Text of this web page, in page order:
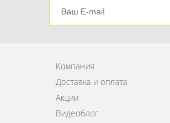
Компания
Доставка и оплата
Акции
Видеоблог